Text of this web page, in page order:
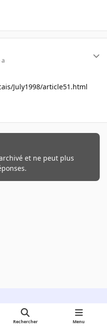
July1998/article51.html
et ne peut plus
Rechercher Menu